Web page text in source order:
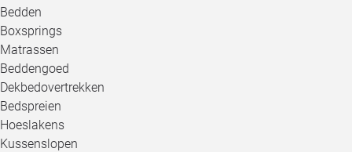
Bedden
Boxsprings
Matrassen
Beddengoed
Dekbedovertrekken
Bedspreien
Hoeslakens
Kussenslopen